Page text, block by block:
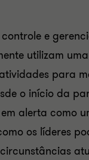
e
utilizam
para
o início da
alerta como
os líderes